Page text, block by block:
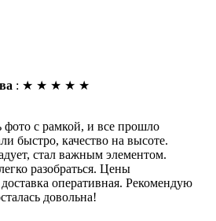
: ★ ★ ★ ★ ★
фото с рамкой, и все прошло
быстро, качество на высоте.
стал важным элементом.
разобраться. Цены
оперативная. Рекомендую
довольна!